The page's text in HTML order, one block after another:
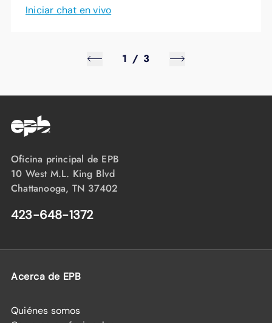
Iniciar chat en vivo
1 / 3
Oficina principal de EPB
10 West M.L. King Blvd
Chattanooga, TN 37402
423-648-1372
Acerca de EPB
Quiénes somos